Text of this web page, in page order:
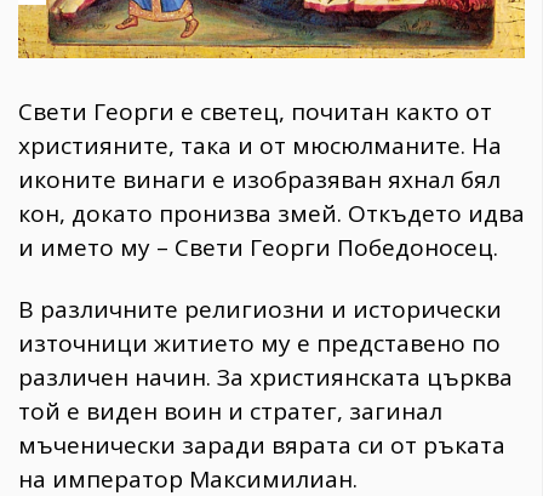
Свети Георги е светец, почитан както от
християните, така и от мюсюлманите. На
иконите винаги е изобразяван яхнал бял
кон, докато пронизва змей. Откъдето идва
и името му – Свети Георги Победоносец.
В различните религиозни и исторически
източници житието му е представено по
различен начин. За християнската църква
той е виден воин и стратег, загинал
мъченически заради вярата си от ръката
на император Максимилиан.